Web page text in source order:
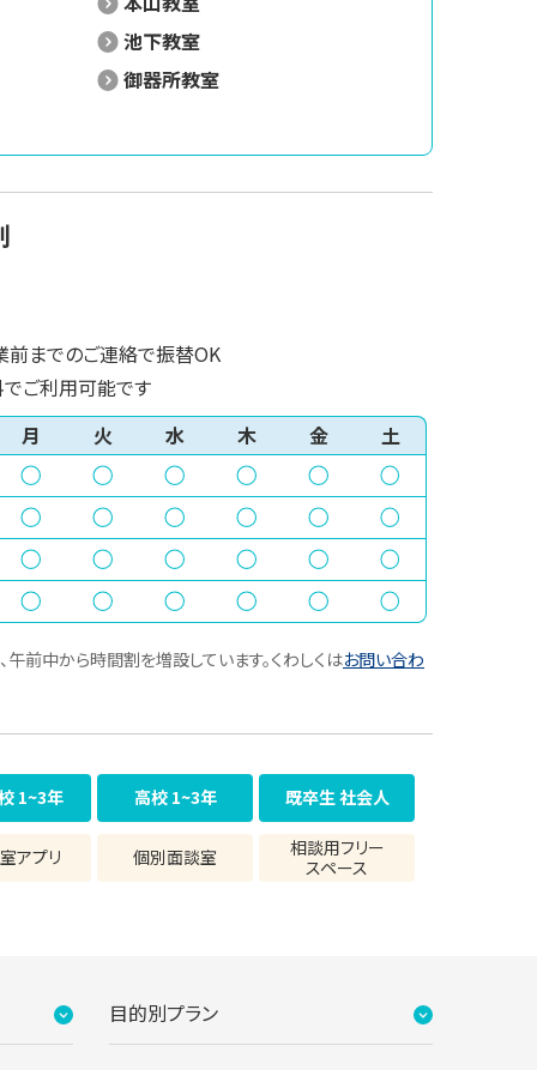
池下教室
御器所教室
までのご連絡で振替OK
ご利用可能です
月
火 水 木 金 土
前中から時間割を増設しています。くわしくはお問い合わ
1~3年 高校 1~3年 既卒生 社会人
アプリ 個別面談室
相談用フリー
スペース
目的別プラン